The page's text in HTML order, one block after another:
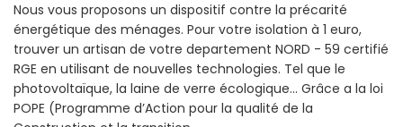
Nous vous proposons un dispositif contre la précarité
énergétique des ménages. Pour votre isolation à 1 euro,
trouver un artisan de votre departement NORD - 59 certifié
RGE en utilisant de nouvelles technologies. Tel que le
photovoltaïque, la laine de verre écologique... Grâce a la loi
POPE (Programme d’Action pour la qualité de la